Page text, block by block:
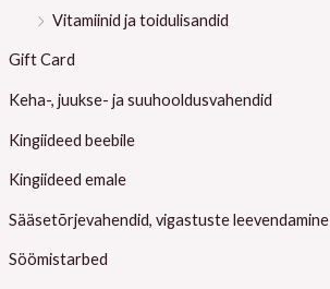
Vitamiinid ja toidulisandid
Gift Card
Keha-, juukse- ja suuhooldusvahendid
Kingiideed beebile
Kingiideed emale
Sääsetõrjevahendid, vigastuste leevendamine
Söömistarbed